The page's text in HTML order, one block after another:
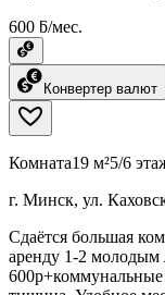
600 ƃ/мес.
Конвертер валют
Комната19 м²5/6
г. Минск, ул.
Сдаётся большая
аренду 1-2
600р+коммунальные